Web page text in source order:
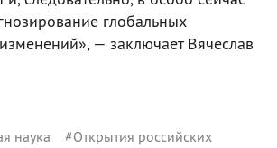
глобальных
— заключает Вячеслав
наука #Открытия российских